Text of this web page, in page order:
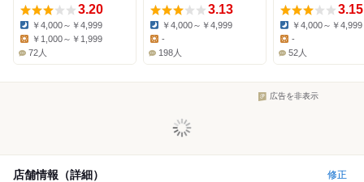
3.20
Dinner:
￥4,000～￥4,999
￥1,000～￥1,999
72人
3.13
Dinner:
￥4,000～￥4,999
-
198人
3.15
Dinner:
￥4,000～￥4,999
-
52人
広告を非表示
店舗情報（詳細） 修正